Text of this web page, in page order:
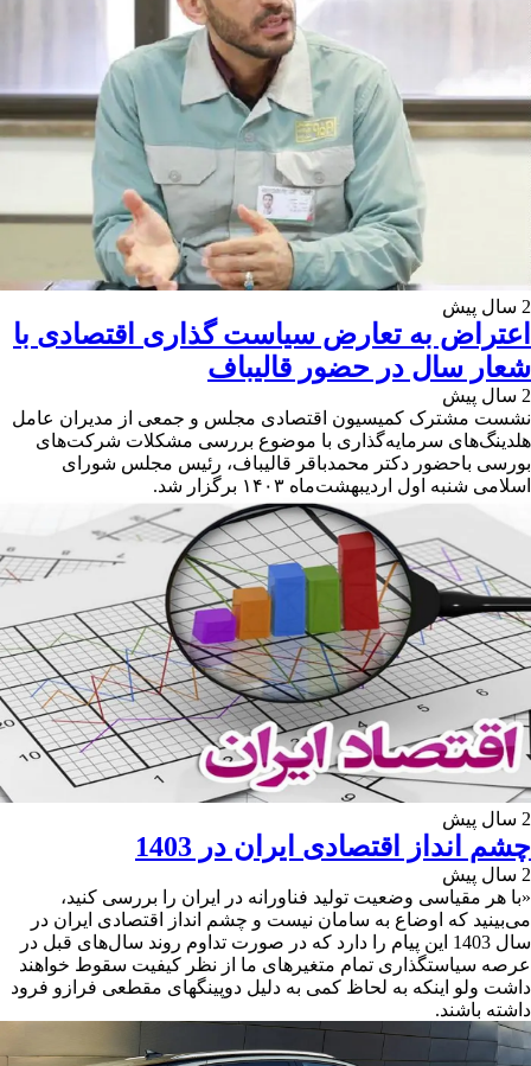
2 سال پیش
اعتراض به تعارض سیاست گذاری اقتصادی با
شعار سال در حضور قالیباف
2 سال پیش
نشست مشترک کمیسیون اقتصادی مجلس و جمعی از مدیران عامل
هلدینگ‌های سرمایه‌گذاری با موضوع بررسی مشکلات شرکت‌های
بورسی باحضور دکتر محمدباقر قالیباف، رئیس مجلس شورای
اسلامی شنبه اول اردیبهشت‌ماه ۱۴۰۳ برگزار شد.
2 سال پیش
چشم انداز اقتصادی ایران در 1403
2 سال پیش
«با هر مقیاسی وضعیت تولید فناورانه در ایران را بررسی کنید،
می‌بینید که اوضاع به سامان نیست و چشم انداز اقتصادی ایران در
سال 1403 این پیام را دارد که در صورت تداوم روند سال‌های قبل در
عرصه سیاستگذاری تمام متغیرهای ما از نظر کیفیت سقوط خواهند
داشت ولو اینکه به لحاظ کمی به دلیل دوپینگهای مقطعی فرازو فرود
داشته باشند.